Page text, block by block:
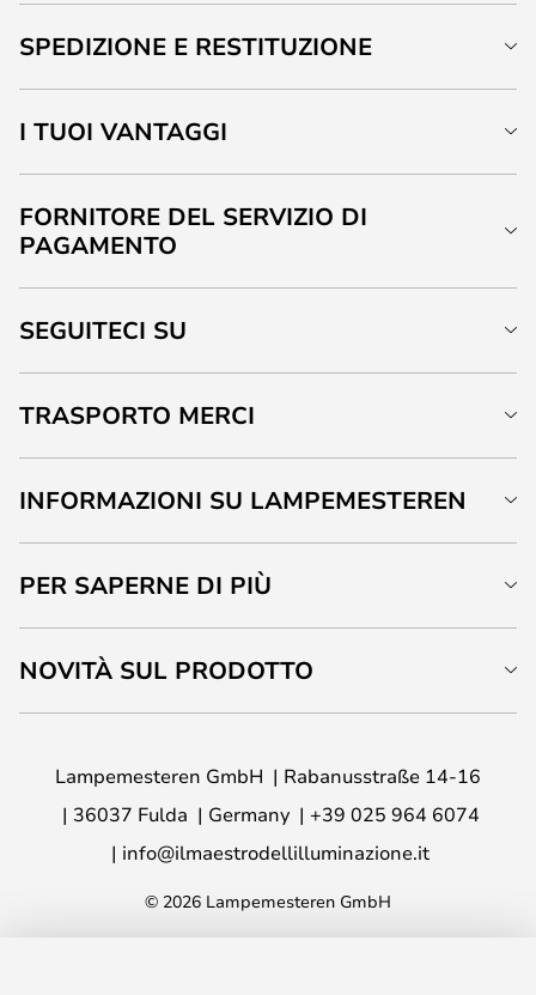
SPEDIZIONE E RESTITUZIONE
I TUOI VANTAGGI
FORNITORE DEL SERVIZIO DI
PAGAMENTO
SEGUITECI SU
TRASPORTO MERCI
INFORMAZIONI SU LAMPEMESTEREN
PER SAPERNE DI PIÙ
NOVITÀ SUL PRODOTTO
Lampemesteren GmbH
Rabanusstraße 14-16
36037 Fulda
Germany
+39 025 964 6074
info@ilmaestrodellilluminazione.it
© 2026 Lampemesteren GmbH